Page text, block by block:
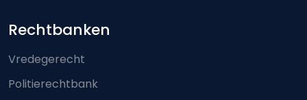
Footer-menu
Rechtbanken
Vredegerecht
Politierechtbank